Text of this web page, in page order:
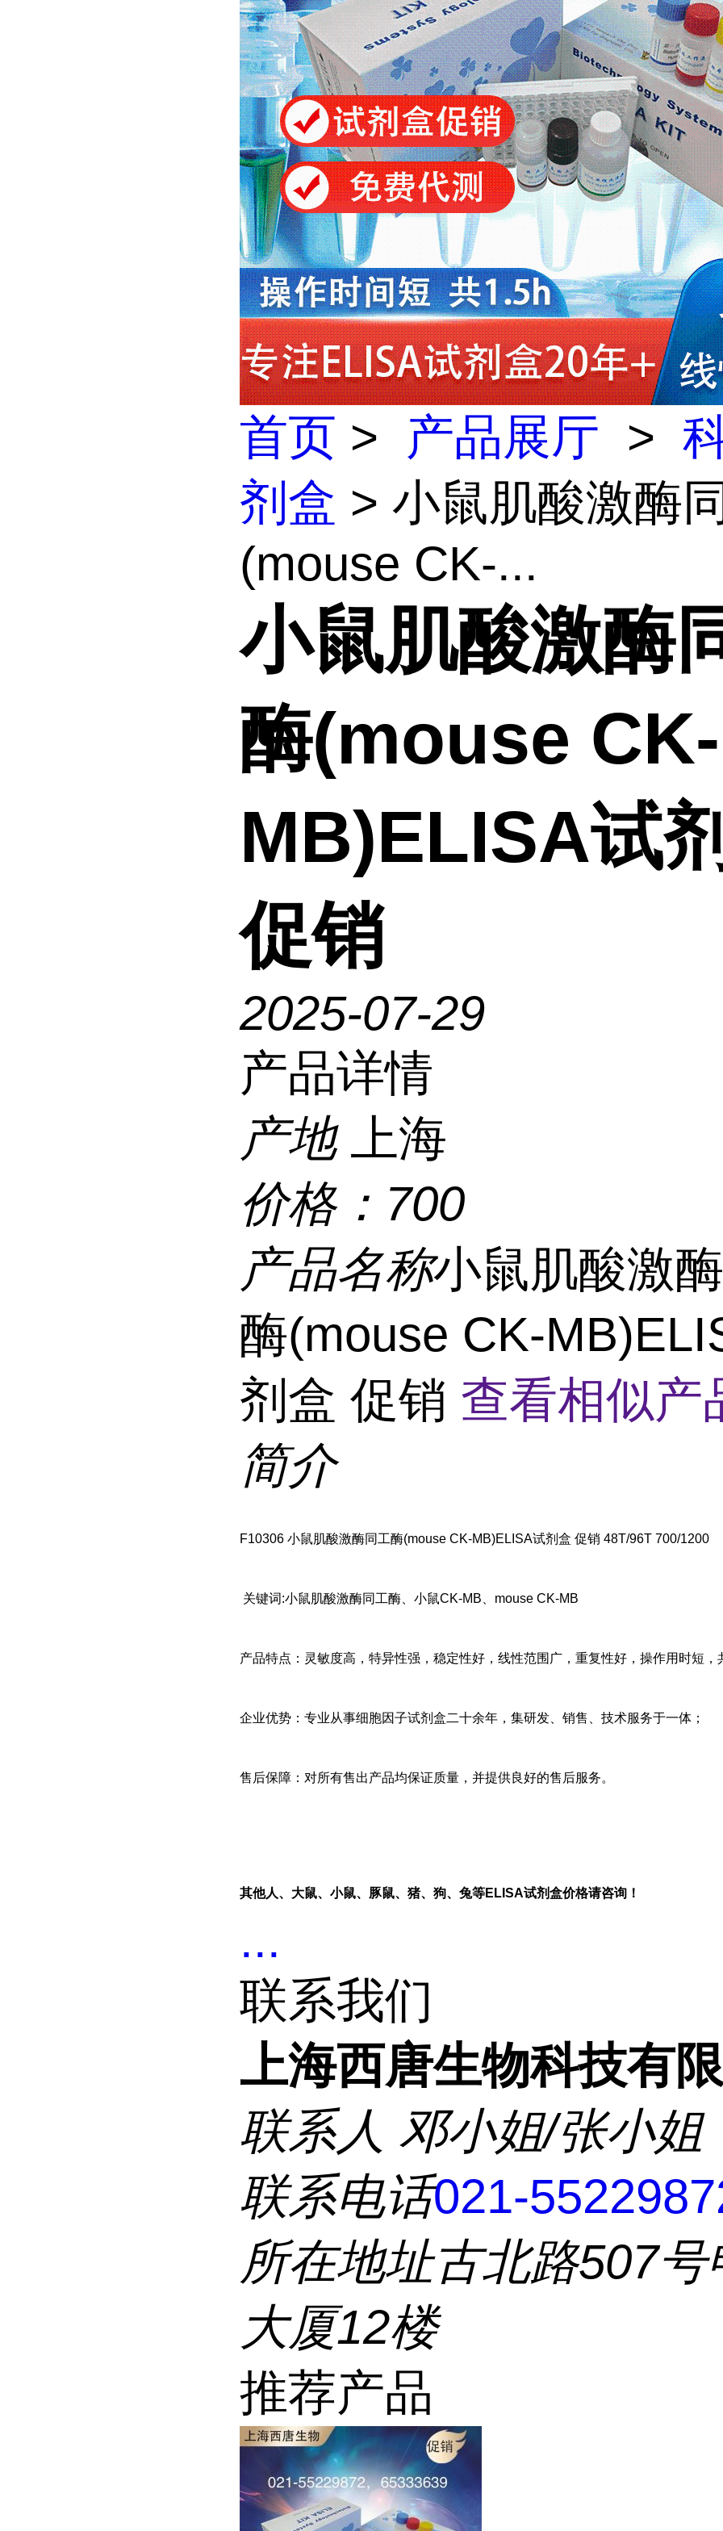
首页 > 产品展厅 >
剂盒 > 小鼠肌酸激酶
(mouse CK-...
小鼠肌酸激酶
酶(mouse CK-
MB)ELISA试
促销
2025-07-29
产品详情
产地 上海
价格： 700
产品名称小鼠肌酸激
酶(mouse CK-
剂盒 促销 查看相似
简介
F10306 小鼠肌酸激酶同工酶(mouse CK-MB)ELISA试剂盒 促销 48T/96T 700/1200
关键词:小鼠肌酸激酶同工酶、小鼠CK-MB、mouse CK-MB
产品特点：灵敏度高，特异性强，稳定性好，线性范围广，重复性好，操作用时短，
企业优势：专业从事细胞因子试剂盒二十余年，集研发、销售、技术服务于一体；
售后保障：对所有售出产品均保证质量，并提供良好的售后服务。
其他人、大鼠、小鼠、豚鼠、猪、狗、兔等ELISA试剂盒价格请咨询！
...
联系我们
上海西唐生物科技有
联系人 邓小姐/张小姐
联系电话021-
所在地址古北路507号
大厦12楼
推荐产品